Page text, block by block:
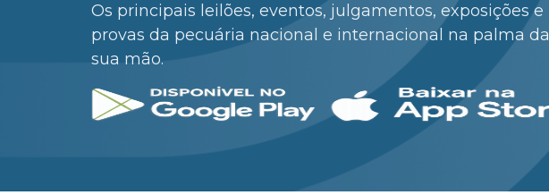
Os principais leilões, eventos, julgamentos, exposições e
provas da pecuária nacional e internacional na palma da
sua mão.